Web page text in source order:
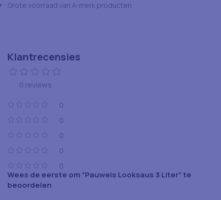
Grote voorraad van A-merk producten
Klantrecensies
0 reviews
0
0
0
0
0
Wees de eerste om “Pauwels Looksaus 3 Liter” te
beoordelen